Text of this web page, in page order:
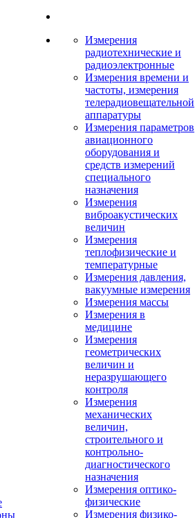
Измерения
радиотехнические и
радиоэлектронные
Измерения времени и
частоты, измерения
телерадиовещательной
аппаратуры
Измерения параметров
авиационного
оборудования и
средств измерений
специального
назначения
Измерения
виброакустических
величин
Измерения
теплофизические и
температурные
Измерения давления,
вакуумные измерения
Измерения массы
Измерения в
медицине
Измерения
геометрических
величин и
неразрушающего
контроля
Измерения
механических
величин,
строительного и
контрольно-
диагностического
назначения
Измерения оптико-
физические
Измерения физико-